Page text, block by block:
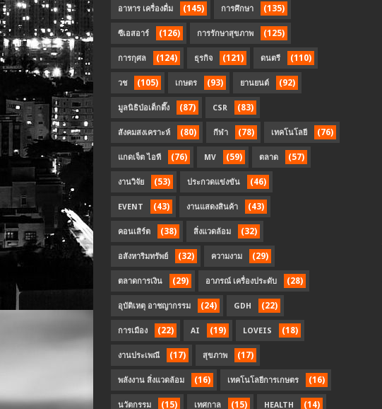
อาหาร เครื่องดื่ม (145) การศึกษา (135)
ซีเอสอาร์ (126) การรักษาสุขภาพ (125)
การกุศล (124) ธุรกิจ (121) ดนตรี (110)
วช (105) เกษตร (93) ยานยนต์ (92)
มูลนิธิป่อเต็กตึ๊ง (87) CSR (83)
สังคมสงเคราะห์ (80) กีฬา (78) เทคโนโลยี (76)
แกดเจ็ต ไอที (76) MV (59) ตลาด (57)
งานวิจัย (53) ประกวดแข่งขัน (46)
EVENT (43) งานแสดงสินค้า (43)
คอนเสิร์ต (38) สิ่งแวดล้อม (32)
อสังหาริมทรัพย์ (32) ความงาม (29)
ตลาดการเงิน (29) อาภรณ์ เครื่องประดับ (28)
อุบัติเหตุ อาชญากรรม (24) GDH (22)
การเมือง (22) AI (19) LOVEIS (18)
งานประเพณี (17) สุขภาพ (17)
พลังงาน สิ่งแวดล้อม (16) เทคโนโลยีการเกษตร (16)
นวัตกรรม (15) เทศกาล (15) HEALTH (14)